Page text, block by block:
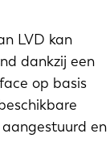
LVD kan
dankzij een
op basis
en